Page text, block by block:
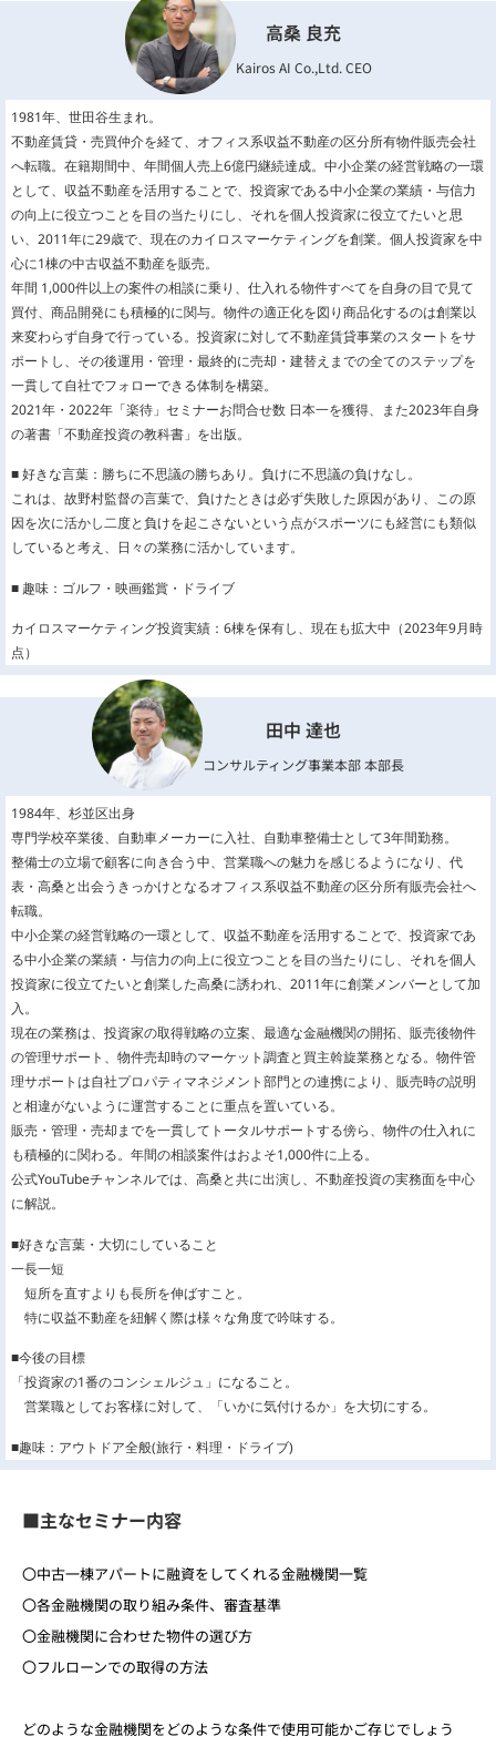
高桑 良充
Kairos AI Co.,Ltd. CEO
1981年、世田谷生まれ。
不動産賃貸・売買仲介を経て、オフィス系収益不動産の区分所有物件販売会社
へ転職。在籍期間中、年間個人売上6億円継続達成。中小企業の経営戦略の一環
として、収益不動産を活用することで、投資家である中小企業の業績・与信力
の向上に役立つことを目の当たりにし、それを個人投資家に役立てたいと思
い、2011年に29歳で、現在のカイロスマーケティングを創業。個人投資家を中
心に1棟の中古収益不動産を販売。
年間 1,000件以上の案件の相談に乗り、仕入れる物件すべてを自身の目で見て
買付、商品開発にも積極的に関与。物件の適正化を図り商品化するのは創業以
来変わらず自身で行っている。投資家に対して不動産賃貸事業のスタートをサ
ポートし、その後運用・管理・最終的に売却・建替えまでの全てのステップを
一貫して自社でフォローできる体制を構築。
2021年・2022年「楽待」セミナーお問合せ数 日本一を獲得、また2023年自身
の著書「不動産投資の教科書」を出版。
■ 好きな言葉：勝ちに不思議の勝ちあり。負けに不思議の負けなし。
これは、故野村監督の言葉で、負けたときは必ず失敗した原因があり、この原
因を次に活かし二度と負けを起こさないという点がスポーツにも経営にも類似
していると考え、日々の業務に活かしています。
■ 趣味：ゴルフ・映画鑑賞・ドライブ
カイロスマーケティング投資実績：6棟を保有し、現在も拡大中（2023年9月時
点）
田中 達也
コンサルティング事業本部 本部長
1984年、杉並区出身
専門学校卒業後、自動車メーカーに入社、自動車整備士として3年間勤務。
整備士の立場で顧客に向き合う中、営業職への魅力を感じるようになり、代
表・高桑と出会うきっかけとなるオフィス系収益不動産の区分所有販売会社へ
転職。
中小企業の経営戦略の一環として、収益不動産を活用することで、投資家であ
る中小企業の業績・与信力の向上に役立つことを目の当たりにし、それを個人
投資家に役立てたいと創業した高桑に誘われ、2011年に創業メンバーとして加
入。
現在の業務は、投資家の取得戦略の立案、最適な金融機関の開拓、販売後物件
の管理サポート、物件売却時のマーケット調査と買主斡旋業務となる。物件管
理サポートは自社プロパティマネジメント部門との連携により、販売時の説明
と相違がないように運営することに重点を置いている。
販売・管理・売却までを一貫してトータルサポートする傍ら、物件の仕入れに
も積極的に関わる。年間の相談案件はおよそ1,000件に上る。
公式YouTubeチャンネルでは、高桑と共に出演し、不動産投資の実務面を中心
に解説。
■好きな言葉・大切にしていること
一長一短
短所を直すよりも長所を伸ばすこと。
特に収益不動産を紐解く際は様々な角度で吟味する。
■今後の目標
「投資家の1番のコンシェルジュ」になること。
営業職としてお客様に対して、「いかに気付けるか」を大切にする。
■趣味：アウトドア全般(旅行・料理・ドライブ)
■主なセミナー内容
〇中古一棟アパートに融資をしてくれる金融機関一覧
〇各金融機関の取り組み条件、審査基準
〇金融機関に合わせた物件の選び方
〇フルローンでの取得の方法
どのような金融機関をどのような条件で使用可能かご存じでしょう